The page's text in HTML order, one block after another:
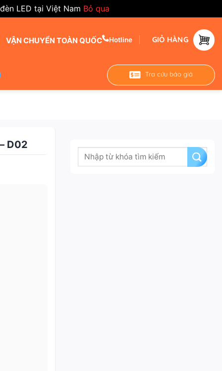
LED tại Việt Nam Bỏ qua
VẬN CHUYỂN TOÀN QUỐC Hotline GIỎ HÀNG
Tra cứu báo giá
D02